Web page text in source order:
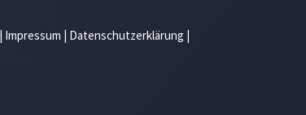
Impressum | Datenschutzerklärung |